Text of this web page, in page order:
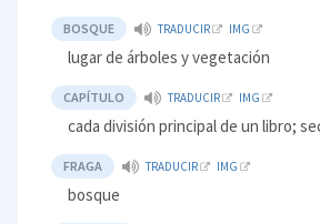
BOSQUE TRADUCIR IMG
lugar de árboles y vegetación
CAPÍTULO TRADUCIR IMG
cada división principal de un libro;
FRAGA TRADUCIR IMG
bosque